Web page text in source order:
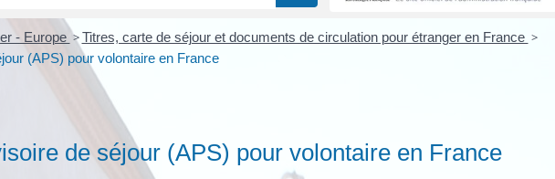
- Europe > Titres, carte de séjour et documents de circulation pour étranger en France >
(APS) pour volontaire en France
de séjour (APS) pour volontaire en France